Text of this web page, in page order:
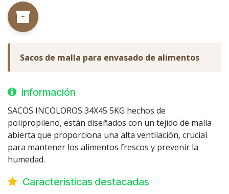
Sacos de malla para envasado de alimentos
Información
SACOS INCOLOROS 34X45 5KG hechos de
polipropileno, están diseñados con un tejido de malla
abierta que proporciona una alta ventilación, crucial
para mantener los alimentos frescos y prevenir la
humedad.
Características destacadas